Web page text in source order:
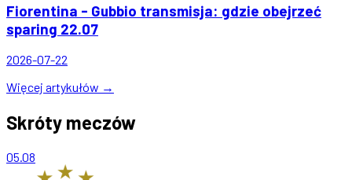
Fiorentina - Gubbio transmisja: gdzie obejrzeć
sparing 22.07
2026-07-22
Więcej artykułów →
Skróty meczów
05.08